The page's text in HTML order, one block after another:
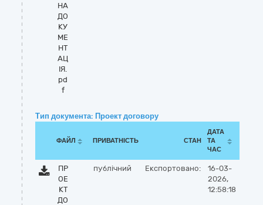
НА
ДО
КУ
МЕ
НТ
АЦ
ІЯ.
pd
f
Тип документа: Проект договору
ФАЙЛ ПРИВАТНІСТЬ СТАН
ДАТА
ТА
ЧАС
ПР
ОЕ
КТ
ДО
публічний Експортовано:
16-03-
2026,
12:58:18